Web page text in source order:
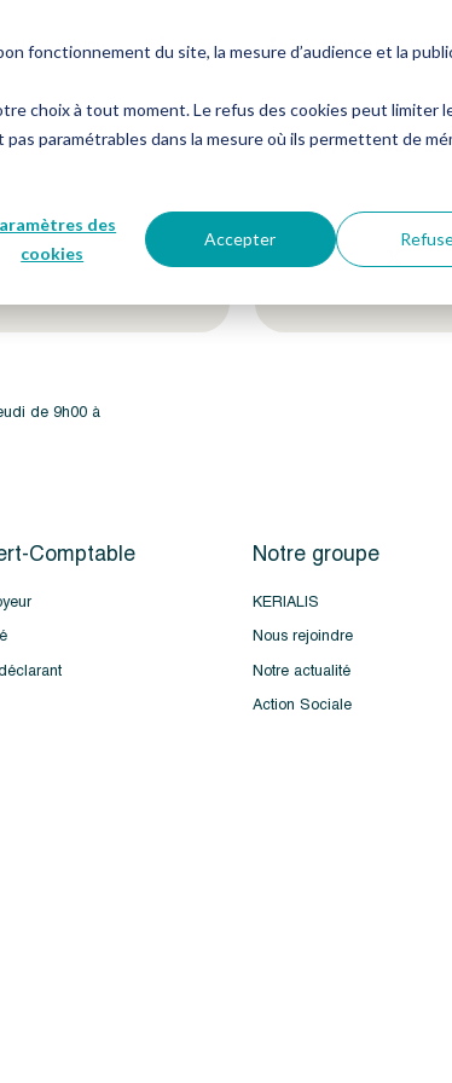
fonctionnement du site, la mesure d’audience et la
choix à tout moment. Le refus des cookies peut limiter
paramétrables dans la mesure où ils permettent de
des
cookies
Accepter
Notre groupe Me connecter Nous
! Suivez-nous
de 9h00 à
Comptable Notre groupe
KERIALIS
Nous rejoindre
Notre actualité
Action Sociale